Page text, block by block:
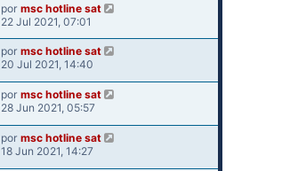
por msc hotline sat
22 Jul 2021, 07:01
por msc hotline sat
20 Jul 2021, 14:40
por msc hotline sat
28 Jun 2021, 05:57
por msc hotline sat
18 Jun 2021, 14:27